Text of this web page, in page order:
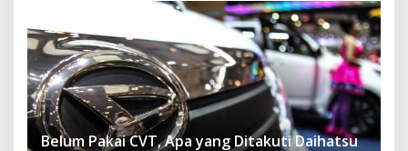
Belum Pakai CVT, Apa yang Ditakuti Daihatsu